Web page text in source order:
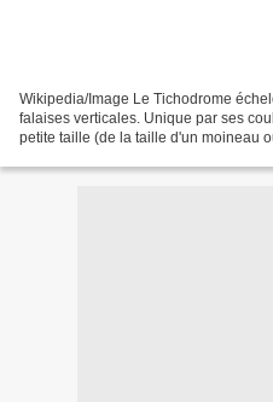
Wikipedia/Image Le Tichodrome
falaises verticales. Unique par ses
petite taille (de la taille d'un moineau